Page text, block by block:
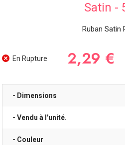
Satin -
Ruban Satin
En Rupture 2,29 €
- Dimensions
- Vendu à l'unité.
- Couleur